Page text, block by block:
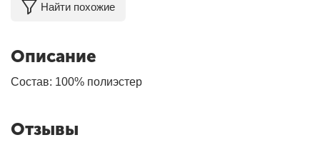
Найти похожие
Описание
Состав: 100% полиэстер
Отзывы